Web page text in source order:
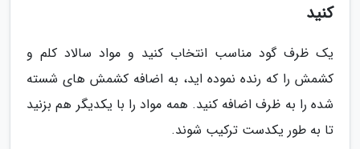
کنید
یک ظرف گود مناسب انتخاب کنید و مواد سالاد کلم و
کشمش را که رنده نموده اید، به اضافه کشمش های شسته
شده را به ظرف اضافه کنید. همه مواد را با یکدیگر هم بزنید
تا به طور یکدست ترکیب شوند.